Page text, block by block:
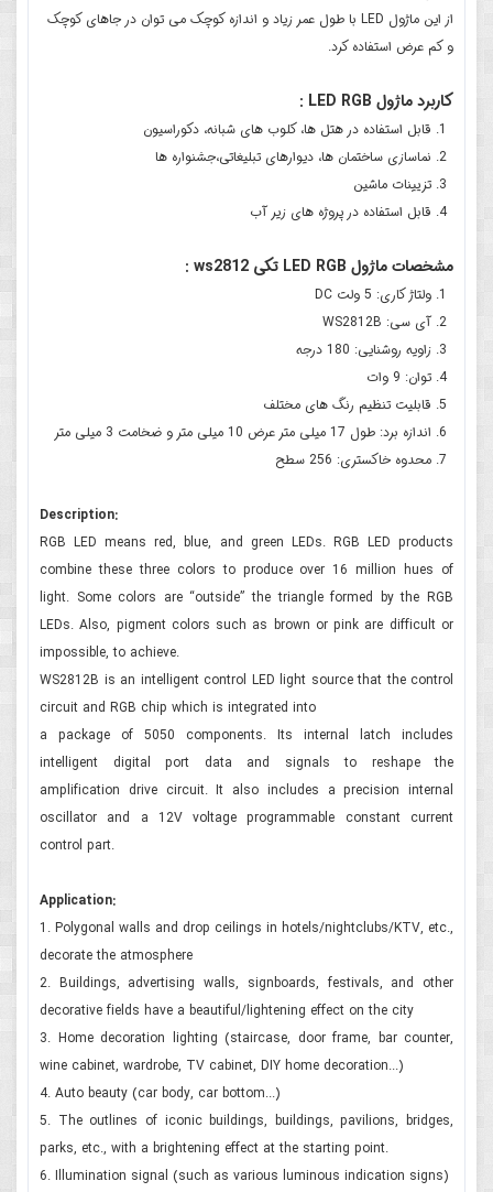
از این ماژول LED با طول عمر زیاد و اندازه کوچک می توان در جاهای کوچک
و کم عرض استفاده کرد.
کاربرد ماژول LED RGB :
قابل استفاده در هتل ها، کلوب های شبانه، دکوراسیون
نماسازی ساختمان ها، دیوارهای تبلیغاتی،جشنواره ها
تزیینات ماشین
قابل استفاده در پروژه های زیر آب
مشخصات ماژول LED RGB تکی ws2812 :
ولتاژ کاری: 5 ولت DC
آی سی: WS2812B
زاویه روشنایی: 180 درجه
توان: 9 وات
قابلیت تنظیم رنگ های مختلف
اندازه برد: طول 17 میلی متر عرض 10 میلی متر و ضخامت 3 میلی متر
محدوه خاکستری: 256 سطح
Description:
RGB LED means red, blue, and green LEDs. RGB LED products
combine these three colors to produce over 16 million hues of
light. Some colors are “outside” the triangle formed by the RGB
LEDs. Also, pigment colors such as brown or pink are difficult or
impossible, to achieve.
WS2812B is an intelligent control LED light source that the control
circuit and RGB chip which is integrated into
a package of 5050 components. Its internal latch includes
intelligent digital port data and signals to reshape the
amplification drive circuit. It also includes a precision internal
oscillator and a 12V voltage programmable constant current
control part.
Application:
1. Polygonal walls and drop ceilings in hotels/nightclubs/KTV, etc.,
decorate the atmosphere
2. Buildings, advertising walls, signboards, festivals, and other
decorative fields have a beautiful/lightening effect on the city
3. Home decoration lighting (staircase, door frame, bar counter,
wine cabinet, wardrobe, TV cabinet, DIY home decoration...)
4. Auto beauty (car body, car bottom...)
5. The outlines of iconic buildings, buildings, pavilions, bridges,
parks, etc., with a brightening effect at the starting point.
6. Illumination signal (such as various luminous indication signs)